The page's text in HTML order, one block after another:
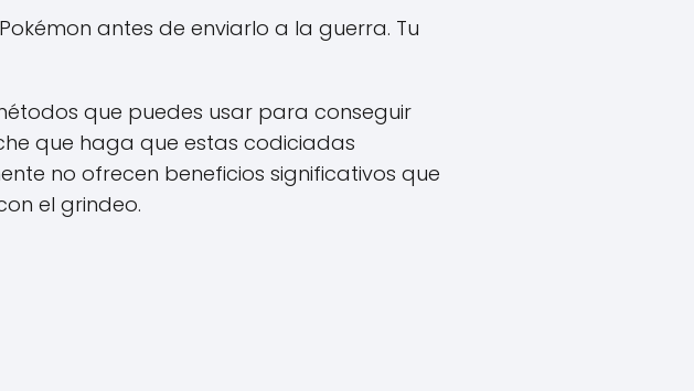
antes de enviarlo a la guerra. Tu
que puedes usar para conseguir
que haga que estas codiciadas
no ofrecen beneficios significativos que
el grindeo.